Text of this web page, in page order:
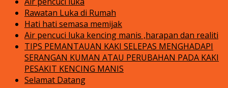
Rawatan Luka di Rumah
Hati hati semasa memijak
Air pencuci luka kencing manis ,harapan dan realiti
TIPS PEMANTAUAN KAKI SELEPAS MENGHADAPI
SERANGAN KUMAN ATAU PERUBAHAN PADA KAKI
PESAKIT KENCING MANIS
Selamat Datang